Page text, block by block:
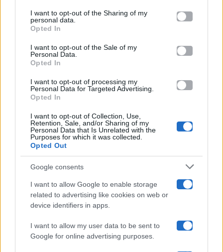
disclose it to other third parties.
Please note that this website/app uses one or more Google
services and may gather and store information including but
not limited to your visit or usage behaviour. You may click to
grant or deny consent to Google and its third-party tags to
consent section.
I want to opt-out of the Sharing of my
personal data.
Opted In
I want to opt-out of the Sale of my
Personal Data.
Opted In
I want to opt-out of processing my
Personal Data for Targeted Advertising.
Opted In
I want to opt-out of Collection, Use,
Retention, Sale, and/or Sharing of my
Personal Data that Is Unrelated with the
Purposes for which it was collected.
Opted Out
Google consents
I want to allow Google to enable storage
related to advertising like cookies on web or
device identifiers in apps.
I want to allow my user data to be sent to
Google for online advertising purposes.
Televisione
Programmi TV
Amici
Ballando Con Le Stelle
Grande Fratello
Isola Dei Famosi
Uomini E Donne
Maste S.r.l.